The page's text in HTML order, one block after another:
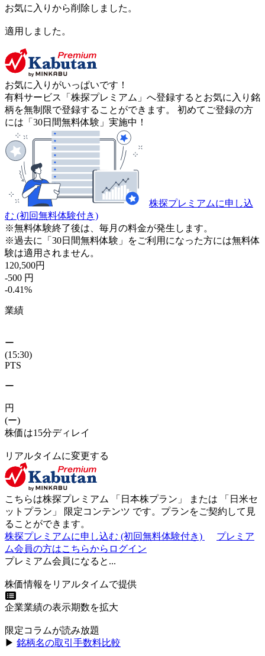
お気に入りから削除しました。
適用しました。
お気に入りがいっぱいです！
有料サービス「株探プレミアム」へ登録するとお気に入り銘
柄を無制限で登録することができます。 初めてご登録の方
には「30日間無料体験」実施中！
株探プレミアムに申し込
む (初回無料体験付き)
※無料体験終了後は、毎月の料金が発生します。
※過去に「30日間無料体験」をご利用になった方には無料体
験は適用されません。
120,500円
-500 円
-0.41%
業績
ー
(15:30)
PTS
ー
円
(ー)
株価は15分ディレイ
リアルタイムに変更する
こちらは株探プレミアム 「 日本株プラン 」 または 「 日米セ
ットプラン 」 限定コンテンツ です。プランをご契約して見
ることができます。
株探プレミアムに申し込む (初回無料体験付き)
プレミア
ム会員の方はこちらからログイン
プレミアム会員になると...
株価情報をリアルタイムで提供
企業業績の表示期数を拡大
限定コラムが読み放題
▶︎ 銘柄名の取引手数料比較